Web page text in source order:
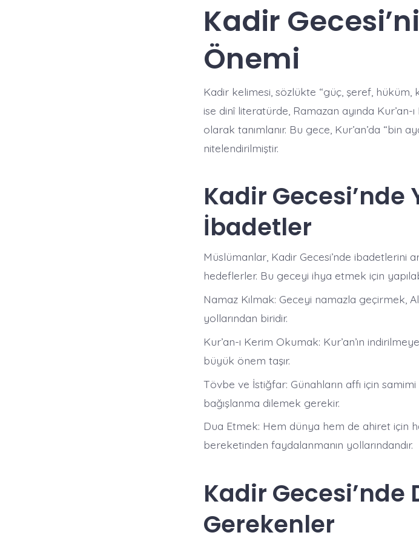
Kadir
Önemi
Kadir kelimesi, sözlükte “güç, şeref, hüküm,
ise dinî literatürde, Ramazan ayında Kur’an-
olarak tanımlanır. Bu gece, Kur’an’da “bin
nitelendirilmiştir.
Kadir Gecesi’nde
İbadetler
Müslümanlar, Kadir Gecesi’nde ibadetlerini
hedeflerler. Bu geceyi ihya etmek için
Namaz Kılmak: Geceyi namazla geçirmek,
yollarından biridir.​
Kur’an-ı Kerim Okumak: Kur’an’ın
büyük önem taşır.​
Tövbe ve İstiğfar: Günahların affı için
bağışlanma dilemek gerekir.​
Dua Etmek: Hem dünya hem de ahiret için
bereketinden faydalanmanın yollarındandır.
Kadir
Gerekenler